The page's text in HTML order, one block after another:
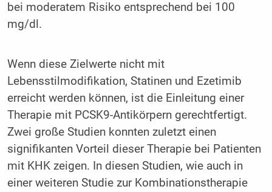
bei moderatem Risiko entsprechend bei 100
mg/dl.
Wenn diese Zielwerte nicht mit
Lebensstilmodifikation, Statinen und Ezetimib
erreicht werden können, ist die Einleitung einer
Therapie mit PCSK9-Antikörpern gerechtfertigt.
Zwei große Studien konnten zuletzt einen
signifikanten Vorteil dieser Therapie bei Patienten
mit KHK zeigen. In diesen Studien, wie auch in
einer weiteren Studie zur Kombinationstherapie